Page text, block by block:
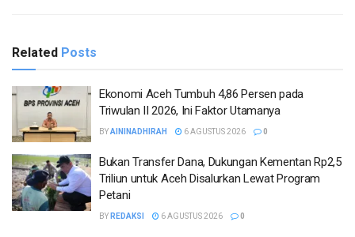
Related Posts
Ekonomi Aceh Tumbuh 4,86 Persen pada
Triwulan II 2026, Ini Faktor Utamanya
BYAININADHIRAH 6 AGUSTUS 2026 0
Bukan Transfer Dana, Dukungan Kementan Rp2,5
Triliun untuk Aceh Disalurkan Lewat Program
Petani
BY REDAKSI 6 AGUSTUS 2026 0